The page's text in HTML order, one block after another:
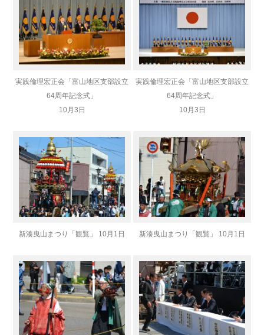
実践倫理宏正会「富山地区支部設立
64周年記念式」
10月3日
実践倫理宏正会「富山地区支部設立
64周年記念式」
10月3日
新湊曳山まつり「観覧」 10月1日 新湊曳山まつり「観覧」 10月1日